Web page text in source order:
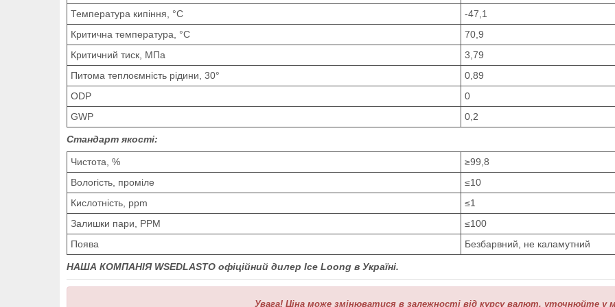
Температура кипіння, °С
-47,1
Критична температура, °С
70,9
Критичний тиск, МПа
3,79
Питома теплоємність рідини, 30°
0,89
ODP
0
GWP
0,2
Стандарт якості:
Чистота, %
≥99,8
Вологість, проміле
≤10
Кислотність, ppm
≤1
Залишки пари, PPM
≤100
Поява
Безбарвний, не каламутний
НАША КОМПАНІЯ WSEDLASTO офіційний дилер Ice Loong в Україні.
Увага! Ціна може змінюватися в залежності від курсу валют, уточнюйте у